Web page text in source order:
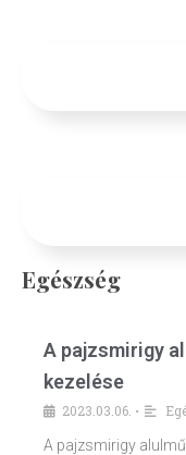
Egészség
A pajzsmirigy
kezelése
2023.03.06. •
A pajzsmirigy